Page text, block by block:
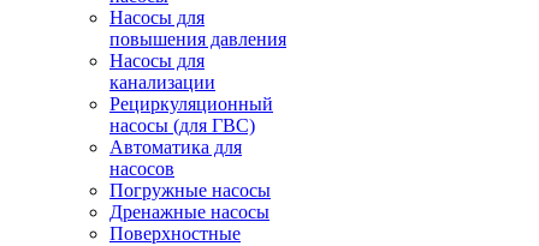
Насосы для
повышения давления
Насосы для
канализации
Рециркуляционный
насосы (для ГВС)
Автоматика для
насосов
Погружные насосы
Дренажные насосы
Поверхностные